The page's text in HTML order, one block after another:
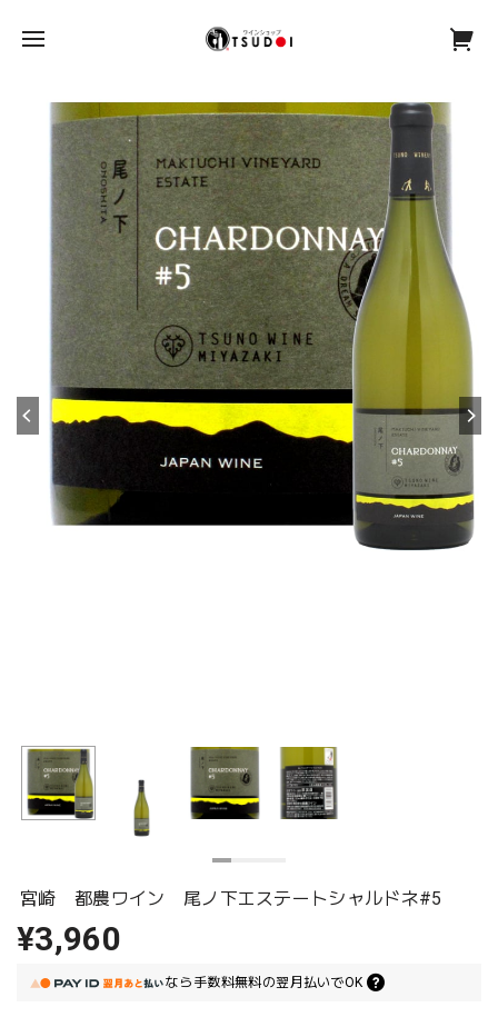
宮崎 都農ワイン 尾ノ下エステートシャルドネ#5
¥3,960
なら 手数料無料の翌月払いでOK